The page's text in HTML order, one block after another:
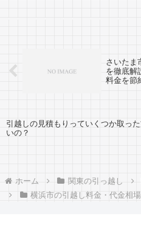
さいたま
を徹底解
料金を節
引越しの見積もりっていくつか取っ
いの？
ホーム 関東の引っ越し
横浜市の引越し料金・代金相